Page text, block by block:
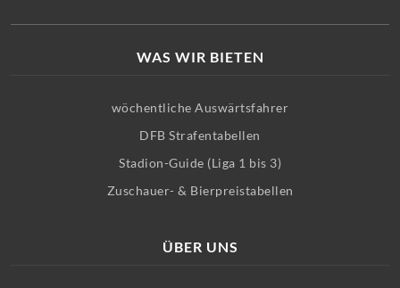
WAS WIR BIETEN
wöchentliche Auswärtsfahrer
DFB Strafentabellen
Stadion-Guide (Liga 1 bis 3)
Zuschauer- & Bierpreistabellen
ÜBER UNS